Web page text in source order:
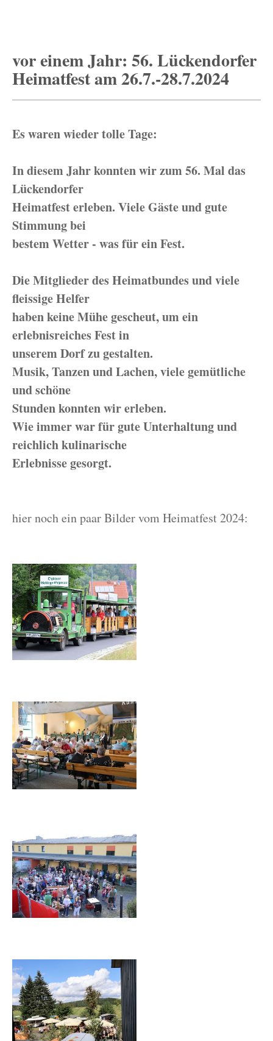
vor einem Jahr: 56. Lückendorfer
Heimatfest am 26.7.-28.7.2024
Es waren wieder tolle Tage:
In diesem Jahr konnten wir zum 56. Mal das
Lückendorfer
Heimatfest erleben. Viele Gäste und gute
Stimmung bei
bestem Wetter - was für ein Fest.
Die Mitglieder des Heimatbundes und viele
fleissige Helfer
haben keine Mühe gescheut, um ein
erlebnisreiches Fest in
unserem Dorf zu gestalten.
Musik, Tanzen und Lachen, viele gemütliche
und schöne
Stunden konnten wir erleben.
Wie immer war für gute Unterhaltung und
reichlich kulinarische
Erlebnisse gesorgt.
hier noch ein paar Bilder vom Heimatfest 2024: